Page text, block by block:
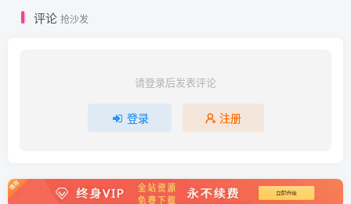
评论 抢沙发
请登录后发表评论
登录 注册